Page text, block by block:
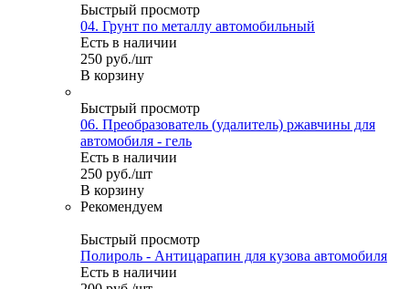
Быстрый просмотр
04. Грунт по металлу автомобильный
Есть в наличии
250 руб./шт
В корзину
Быстрый просмотр
06. Преобразователь (удалитель) ржавчины для
автомобиля - гель
Есть в наличии
250 руб./шт
В корзину
Рекомендуем
Быстрый просмотр
Полироль - Антицарапин для кузова автомобиля
Есть в наличии